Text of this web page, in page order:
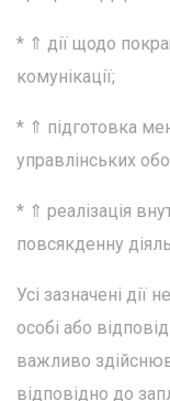
* ⇑ дії щодо
комунікації;
* ⇑ підготовка
управлінських
* ⇑ реалізація
повсякденну
Усі зазначені дії
особі або
важливо
відповідно до